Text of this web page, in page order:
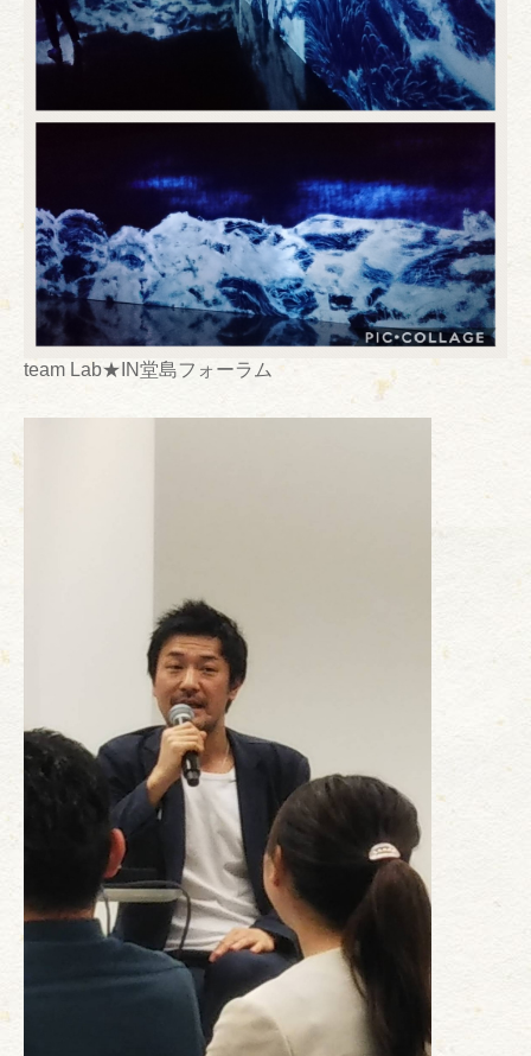
team Lab★IN堂島フォーラム